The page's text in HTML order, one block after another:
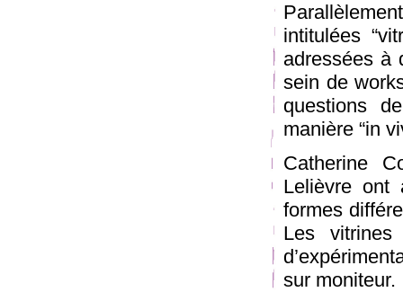
intitulées
adressées à
sein de
questions
manière “in
Catherine
Lelièvre ont
formes
Les
sur moniteur.